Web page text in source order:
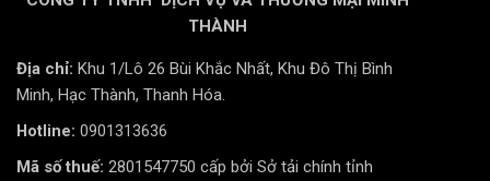
THÀNH
Địa chỉ: Khu 1/Lô 26 Bùi Khắc Nhất, Khu Đô Thị Bình
Minh, Hạc Thành, Thanh Hóa.
Hotline: 0901313636
Mã số thuế: 2801547750 cấp bởi Sở tải chính tỉnh